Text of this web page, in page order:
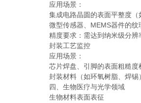
应用场景：
集成电路晶圆的表面平整度（
微型传感器、MEMS器件的纹
精度要求：需达到纳米级分辨
封装工艺监控
应用场景：
芯片焊盘、引脚的表面粗糙度
封装材料（如环氧树脂、焊锡
四、生物医疗与光学领域
生物材料表面表征